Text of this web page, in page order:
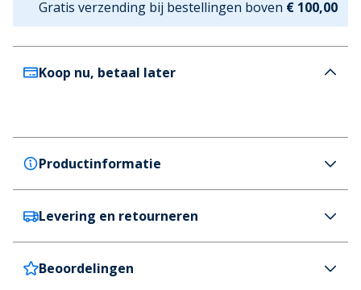
Gratis verzending bij bestellingen boven € 100,00
Koop nu, betaal later
Productinformatie
Brave Soul
Brave Soul T-shirt Miska Heren Oversized
Pasvorm Crème
Kleur
Levering en retourneren
Nederland
€6,99 (GRATIS vanaf €100)
Beoordelingen